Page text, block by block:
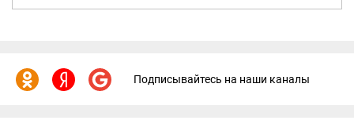
Подписывайтесь на наши каналы